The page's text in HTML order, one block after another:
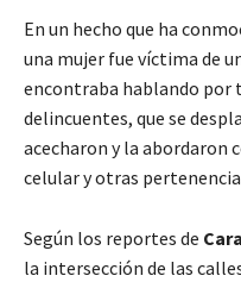
En un hecho que ha
una mujer fue víctima de
encontraba hablando por
delincuentes, que se
acecharon y la abordaron
celular y otras
Según los reportes de
la intersección de las